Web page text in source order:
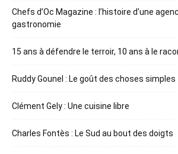
Chefs d’Oc Magazine : l’histoire d’une
gastronomie
15 ans à défendre le terroir, 10 ans à le
Ruddy Gounel : Le goût des choses simples
Clément Gely : Une cuisine libre
Charles Fontès : Le Sud au bout des doigts